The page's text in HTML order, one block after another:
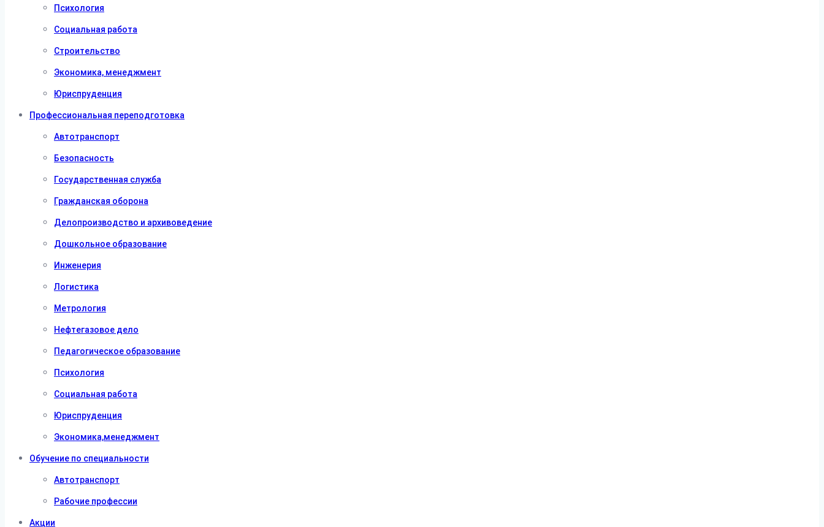
Психология
Социальная работа
Строительство
Экономика, менеджмент
Юриспруденция
Профессиональная переподготовка
Автотранспорт
Безопасность
Государственная служба
Гражданская оборона
Делопроизводство и архивоведение
Дошкольное образование
Инженерия
Логистика
Метрология
Нефтегазовое дело
Педагогическое образование
Психология
Социальная работа
Юриспруденция
Экономика,менеджмент
Обучение по специальности
Автотранспорт
Рабочие профессии
Акции